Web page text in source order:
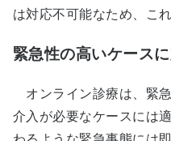
は対応不可能なため、こ
緊急性の高いケース
オンライン診療は、緊
介入が必要なケースには